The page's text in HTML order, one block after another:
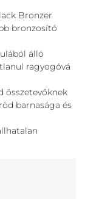
Bronzer
bronzosító
álló
ragyogóvá
összetevőknek
barnasága és